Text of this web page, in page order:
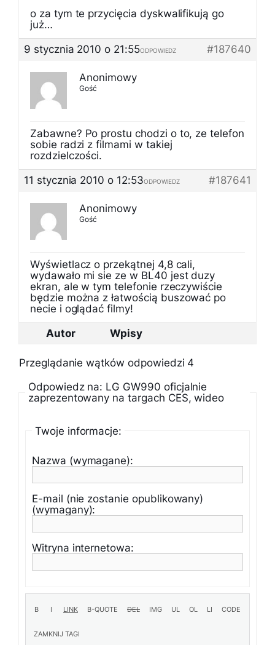
o za tym te przycięcia dyskwalifikują go
już…
9 stycznia 2010 o 21:55
#187640
ODPOWIEDZ
Anonimowy
Gość
Zabawne? Po prostu chodzi o to, ze telefon
sobie radzi z filmami w takiej
rozdzielczości.
11 stycznia 2010 o 12:53
#187641
ODPOWIEDZ
Anonimowy
Gość
Wyświetlacz o przekątnej 4,8 cali,
wydawało mi sie ze w BL40 jest duzy
ekran, ale w tym telefonie rzeczywiście
będzie można z łatwością buszować po
necie i oglądać filmy!
Autor
Wpisy
Przeglądanie wątków odpowiedzi 4
Odpowiedz na: LG GW990 oficjalnie
zaprezentowany na targach CES, wideo
Twoje informacje:
Nazwa (wymagane):
E-mail (nie zostanie opublikowany)
(wymagany):
Witryna internetowa: